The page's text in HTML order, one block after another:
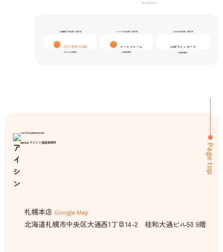
Our social media
お電話でのお問い合わせ
011-598-1230
9:00-24:00受付
メールでのお問い合わせ
メールフォーム
24時間受付
LINEでのお問い合わせ
LINEでメッセージ
24時間受付
Page top
札幌弁護士協同組合特約店
株式会社 アイシン探偵事務所
札幌本店 Google Map
北海道札幌市中央区大通西1丁目14-2 桂和大通ビル50 9階